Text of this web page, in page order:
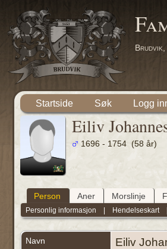
Startside Søk Logg
Eiliv
1696 - 1754 (58 år)
Person Aner Morslinje
Personlig informasjon | Hendelseskart
Navn Eiliv